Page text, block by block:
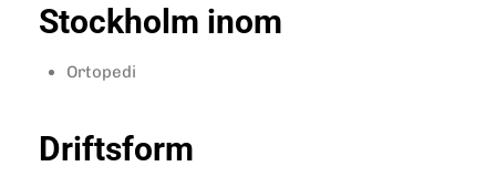
Stockholm inom
Ortopedi
Driftsform